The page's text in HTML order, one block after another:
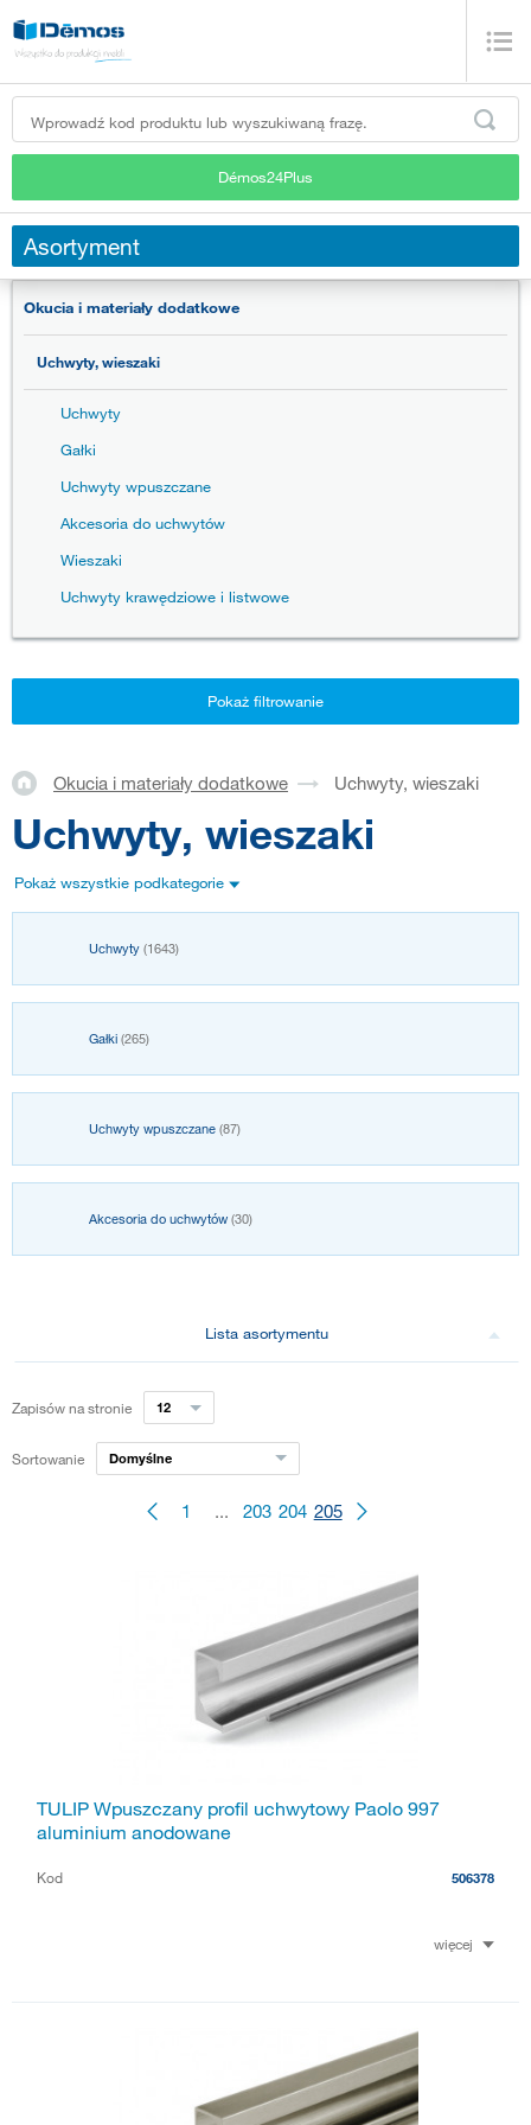
Démos24Plus
Asortyment
Okucia i materiały dodatkowe
Uchwyty, wieszaki
Uchwyty
Gałki
Uchwyty wpuszczane
Akcesoria do uchwytów
Wieszaki
Uchwyty krawędziowe i listwowe
Pokaż filtrowanie
Okucia i materiały dodatkowe Uchwyty, wieszaki
Uchwyty, wieszaki
Pokaż wszystkie podkategorie
Uchwyty (1643)
Gałki (265)
Uchwyty wpuszczane (87)
Akcesoria do uchwytów (30)
Lista asortymentu
Zapisów na stronie 12
Sortowanie Domyślne
1 ... 203 204 205
TULIP Wpuszczany profil uchwytowy Paolo 997
aluminium anodowane
Kod 506378
więcej